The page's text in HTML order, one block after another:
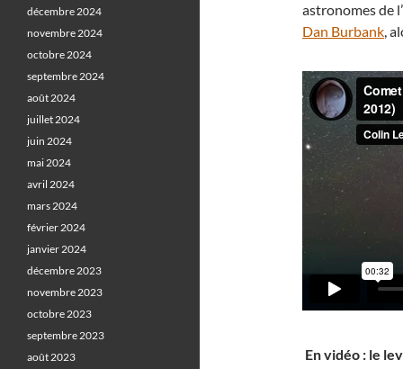
astronomes de
Dan Burbank,
En vidéo : le
décembre 2024
novembre 2024
octobre 2024
septembre 2024
août 2024
juillet 2024
juin 2024
mai 2024
avril 2024
mars 2024
février 2024
janvier 2024
décembre 2023
novembre 2023
octobre 2023
septembre 2023
août 2023